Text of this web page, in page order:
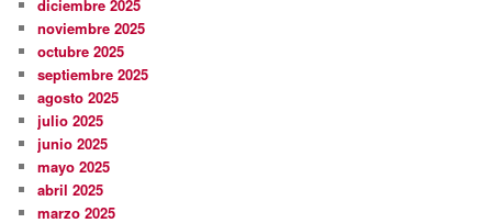
diciembre 2025
noviembre 2025
octubre 2025
septiembre 2025
agosto 2025
julio 2025
junio 2025
mayo 2025
abril 2025
marzo 2025